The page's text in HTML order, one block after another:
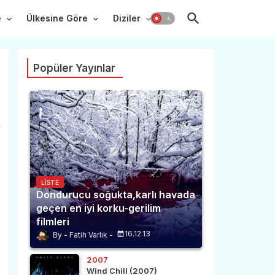
Ülkesine Göre Diziler
Popüler Yayınlar
LISTE
Dondurucu soğukta,karlı havada
geçen en iyi korku-gerilim
filmleri
Fatih Varlık 16.12.13
2007
Wind Chill (2007)